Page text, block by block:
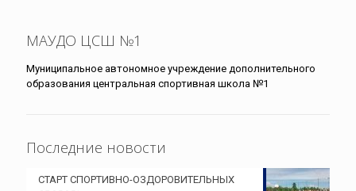
МАУДО ЦСШ №1
Муниципальное автономное учреждение дополнительного
образования центральная спортивная школа №1
Последние новости
СТАРТ СПОРТИВНО-ОЗДОРОВИТЕЛЬНЫХ